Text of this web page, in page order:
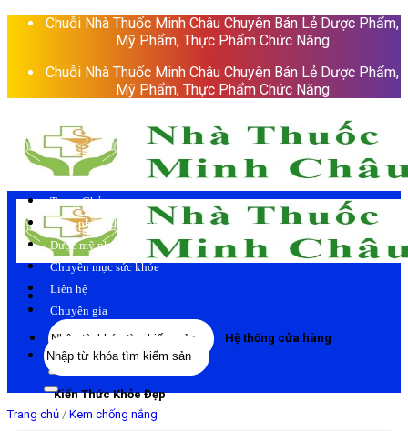
Skip
Chuỗi Nhà Thuốc Minh Châu Chuyên Bán Lẻ Dược Phẩm,
Mỹ Phẩm, Thực Phẩm Chức Năng
Chuỗi Nhà Thuốc Minh Châu Chuyên Bán Lẻ Dược Phẩm,
Mỹ Phẩm, Thực Phẩm Chức Năng
Tìm
kiếm:
Hệ thống cửa hàng
Kiến Thức Khỏe Đẹp
Trang Chủ
Thực phẩm chức năng
Dược mỹ phẩm
Chuyên mục sức khỏe
Liên hệ
Chuyên gia
Tìm
kiếm:
Trang chủ / Kem chống nắng